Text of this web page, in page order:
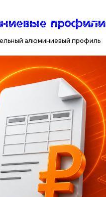
профили
алюминиевый профиль